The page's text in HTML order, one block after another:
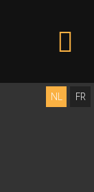
NL FR